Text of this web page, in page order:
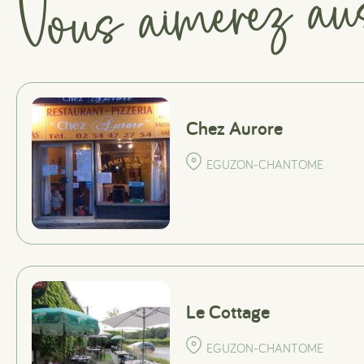
Vous aimerez
Chez Aurore
EGUZON-CHANTOME
Le Cottage
EGUZON-CHANTOME